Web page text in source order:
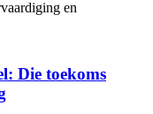
en
Die toekoms